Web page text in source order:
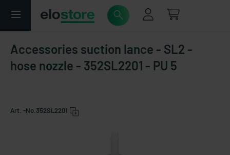
Accessories suction lance - SL2 -
hose nozzle - 352SL2201 - PU 5
Art. -No. 352SL2201